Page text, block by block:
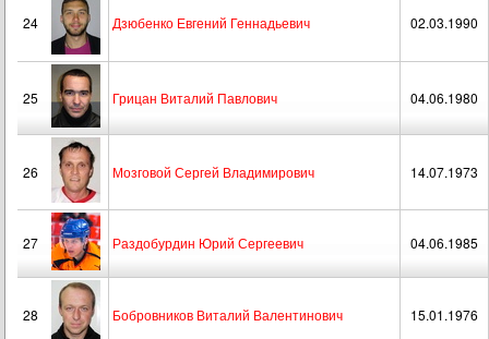
24 Дзюбенко Евгений Геннадьевич 02.03.1990
25 Грицан Виталий Павлович 04.06.1980
26 Мозговой Сергей Владимирович 14.07.1973
27 Раздобурдин Юрий Сергеевич 04.06.1985
28 Бобровников Виталий Валентинович 15.01.1976